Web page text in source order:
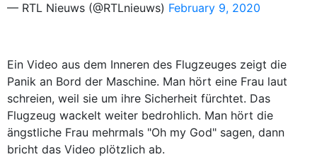
— RTL Nieuws (@RTLnieuws) February 9, 2020
Ein Video aus dem Inneren des Flugzeuges zeigt die
Panik an Bord der Maschine. Man hört eine Frau laut
schreien, weil sie um ihre Sicherheit fürchtet. Das
Flugzeug wackelt weiter bedrohlich. Man hört die
ängstliche Frau mehrmals "Oh my God" sagen, dann
bricht das Video plötzlich ab.